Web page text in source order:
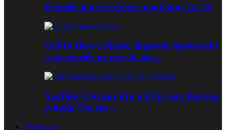
Primele impresii despre noul Sony A7 IV
GoPro Hero 8 Black: impresii, tips&tricks
și accesoriile pe care le-am…
SanDisk Extreme Pro SSD în test. Backup
și lucru ”on the…
Workshops